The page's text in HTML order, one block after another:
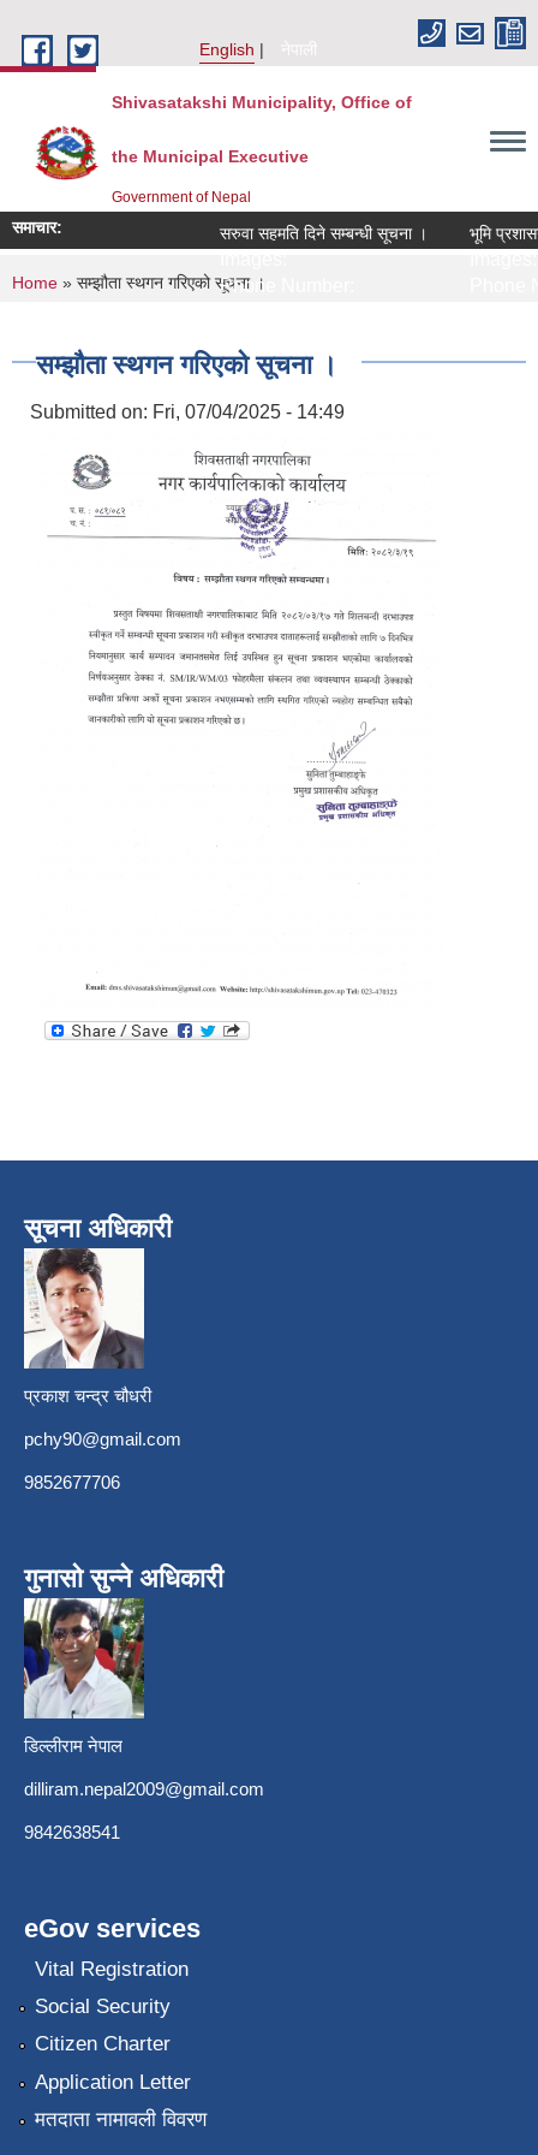
English
नेपाली
Shivasatakshi Municipality, Office of
the Municipal Executive
Government of Nepal
समाचार: सरुवा सहमति दिने सम्बन्धी सूचना ।
Phone Number:
भूमि
You are here
Home » सम्झौता स्थगन गरिएको सूचना ।
सम्झौता स्थगन गरिएको सूचना ।
Submitted on: Fri, 07/04/2025 - 14:49
सूचना अधिकारी
प्रकाश चन्द्र चौधरी
pchy90@gmail.com
9852677706
गुनासो सुन्ने अधिकारी
डिल्लीराम नेपाल
dilliram.nepal2009@gmail.com
9842638541
eGov services
Vital Registration
Social Security
Citizen Charter
Application Letter
मतदाता नामावली विवरण